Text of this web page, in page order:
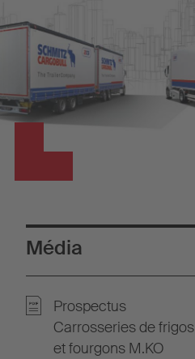
Média
Prospectus
Carrosseries de frigos
et fourgons M.KO